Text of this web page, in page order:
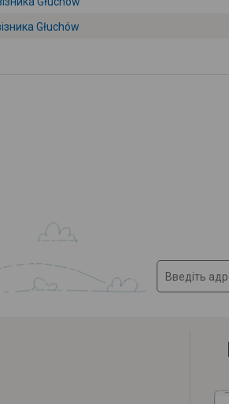
Głuchów